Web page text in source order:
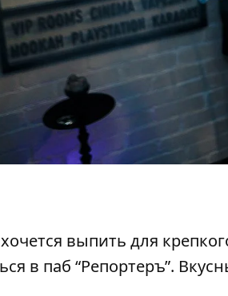
выпить для
в паб “Репортеръ”.